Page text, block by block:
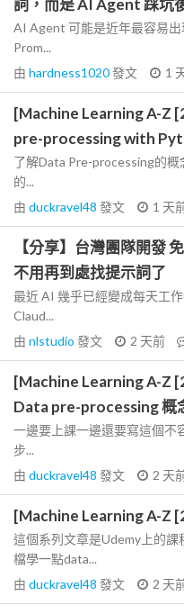
詞，而是 AI Agent 踩坑
AI Agent 可能是近年最容易
Prom...
由 hardness1020發文 1
[Machine Learning A-Z
pre-processing with
了解Data Pre-processing的
的...
由 duckravel48 發文 1 天
【分享】台灣團隊開發
不用再到處找提示詞了
最近 AI 幾乎已經變成每天工
Claud...
由 nlstudio 發文 2 天前
[Machine Learning A-Z
Data pre-processing 概
一邊要上課一邊還要寫這個不
步...
由 duckravel48 發文 2 天
[Machine Learning A-Z
這個系列文章是Udemy上的
檔學一點data...
由 duckravel48 發文 2 天